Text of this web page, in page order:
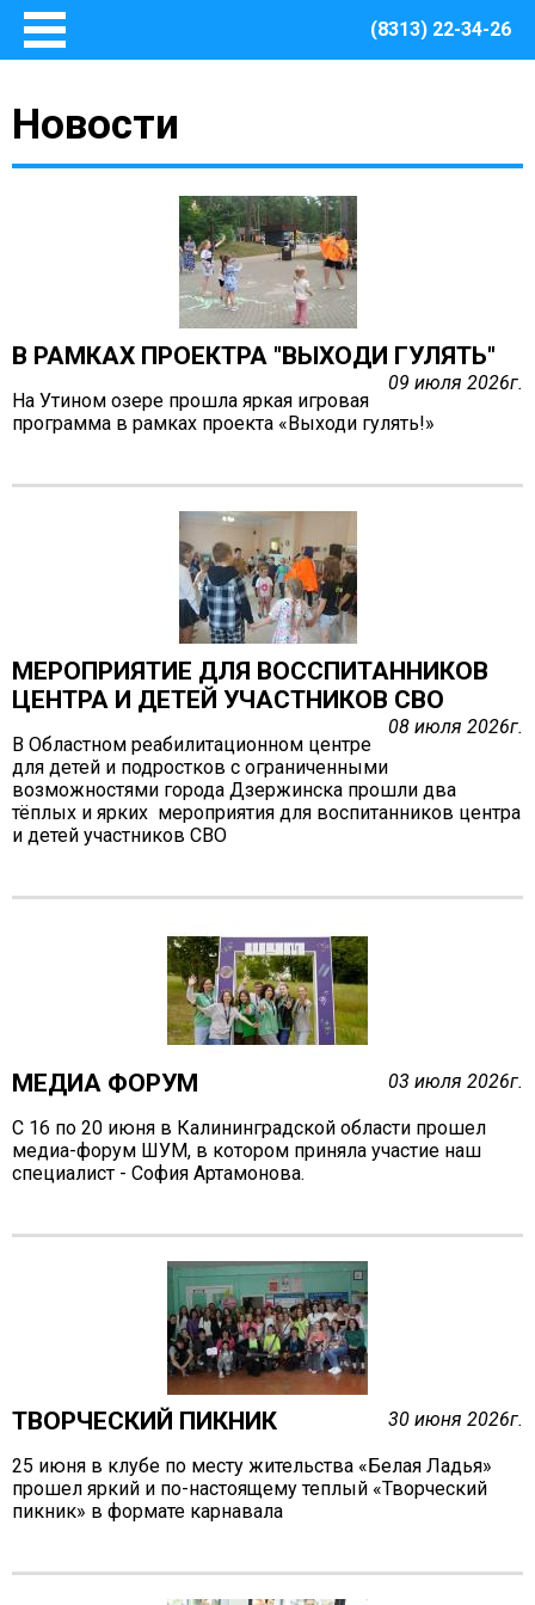
(8313) 22-34-26
Основные сведения
О Центре
Методическое сопровождение
Структура Центра
Финансово – хозяйственная деятельность
Информация о закупках товаров, работ, услуг для
обеспечения муниципальных нужд Центра
Безопасная среда
Пожарная безопасность
Антитеррористическая защищенность
О правилах безопасности при морозе
Безопасность дорожного движения
Безопасность на железной дороге
Безопасность на воде
Профилактика асоциального поведения
Безопасность в интернете
Мошенники не дремлют
ЭЛЕКТРИЧЕСКИЙ ТОК - ДЕТЯМ НЕ ДРУГ!
Информация о кадровом обеспечении, вакансии
Юридические реквизиты Центра
Антей
Апогей
Белая ладья
Бригантина
Мечта
Оберег
Орбита
Пионер
Новости
В РАМКАХ ПРОЕКТРА "ВЫХОДИ ГУЛЯТЬ"
09 июля 2026г.
На Утином озере прошла яркая игровая
программа в рамках проекта «Выходи гулять!»
МЕРОПРИЯТИЕ ДЛЯ ВОССПИТАННИКОВ
ЦЕНТРА И ДЕТЕЙ УЧАСТНИКОВ СВО
08 июля 2026г.
В Областном реабилитационном центре
для детей и подростков с ограниченными
возможностями города Дзержинска прошли два
тёплых и ярких мероприятия для воспитанников центра
и детей участников СВО
МЕДИА ФОРУМ 03 июля 2026г.
С 16 по 20 июня в Калининградской области прошел
медиа-форум ШУМ, в котором приняла участие наш
специалист - София Артамонова.
ТВОРЧЕСКИЙ ПИКНИК 30 июня 2026г.
25 июня в клубе по месту жительства «Белая Ладья»
прошел яркий и по-настоящему теплый «Творческий
пикник» в формате карнавала